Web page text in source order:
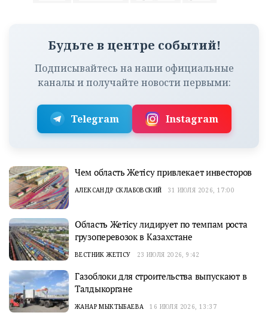
Будьте в центре событий!
Подписывайтесь на наши официальные
каналы и получайте новости первыми:
Telegram Instagram
Чем область Жетісу привлекает инвесторов
АЛЕКСАНДР СКЛАБОВСКИЙ 31 ИЮЛЯ 2026, 17:00
Область Жетісу лидирует по темпам роста
грузоперевозок в Казахстане
ВЕСТНИК ЖЕТІСУ 23 ИЮЛЯ 2026, 9:42
Газоблоки для строительства выпускают в
Талдыкоргане
ЖАНАР МЫКТЫБАЕВА 16 ИЮЛЯ 2026, 13:37